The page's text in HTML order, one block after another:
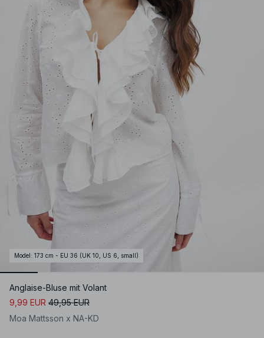
Model : 173 cm - EU 36 (UK 10, US 6, small)
Anglaise-Bluse mit Volant
9,99 EUR 49,95 EUR
Moa Mattsson x NA-KD